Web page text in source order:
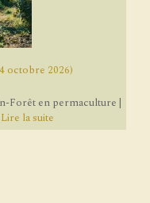
octobre 2026)
Forêt en permaculture |
Lire la suite